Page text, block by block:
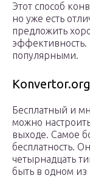
Этот способ
но уже есть
предложить
популярными.
Konvertor.org
Бесплатный и
можно
выходе. Самое
бесплатность.
четырнадцать
быть в одном из